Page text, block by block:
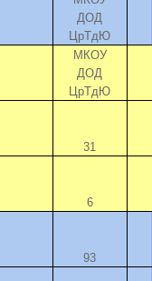
ДОД
ЦрТдЮ
МКОУ
ДОД
ЦрТдЮ
31
6
93